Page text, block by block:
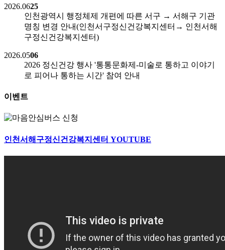
2026.0625
인천광역시 행정체제 개편에 따른 서구 → 서해구 기관
명칭 변경 안내(인천서구정신건강복지센터→ 인천서해
구정신건강복지센터)
2026.0506
2026 정신건강 행사 '통통문화제-미술로 통하고 이야기
로 피어나 통하는 시간' 참여 안내
이벤트
인천서해구정신건강복지센터 YOUTUBE